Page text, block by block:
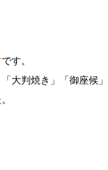
です。
大判焼き」「御座候」